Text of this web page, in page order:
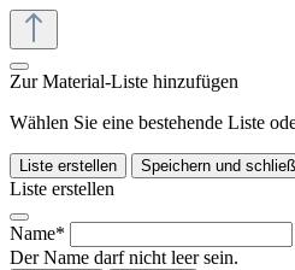
Zur Material-Liste hinzufügen
Wählen Sie eine bestehende Liste
Liste erstellen Speichern und
Liste erstellen
Name*
Der Name darf nicht leer sein.